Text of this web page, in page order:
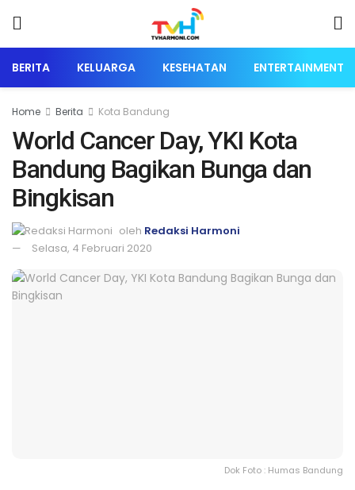
BERITA KELUARGA KESEHATAN ENTERTAINMENT
Home Berita Kota Bandung
World Cancer Day, YKI Kota
Bandung Bagikan Bunga dan
Bingkisan
oleh Redaksi Harmoni
Selasa, 4 Februari 2020
Dok Foto : Humas Bandung